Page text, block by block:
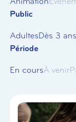
Public
AdultesDès 3 ans
Période
En coursÀ venir